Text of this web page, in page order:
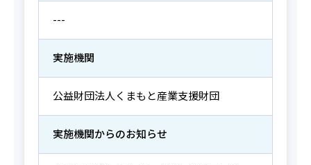
---
実施機関
公益財団法人くまもと産業支援財団
実施機関からのお知らせ